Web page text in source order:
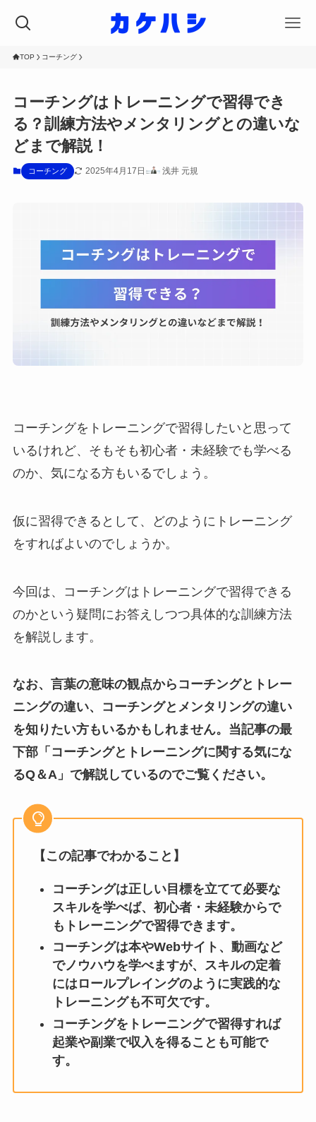
TOP コーチング
コーチングはトレーニングで習得でき
る？訓練方法やメンタリングとの違いな
どまで解説！
コーチング 2025年4月17日 浅井 元規
コーチングをトレーニングで習得したいと思って
いるけれど、そもそも初心者・未経験でも学べる
のか、気になる方もいるでしょう。
仮に習得できるとして、どのようにトレーニング
をすればよいのでしょうか。
今回は、コーチングはトレーニングで習得できる
のかという疑問にお答えしつつ具体的な訓練方法
を解説します。
なお、言葉の意味の観点からコーチングとトレー
ニングの違い、コーチングとメンタリングの違い
を知りたい方もいるかもしれません。当記事の最
下部「コーチングとトレーニングに関する気にな
るQ＆A」で解説しているのでご覧ください。
【この記事でわかること】
コーチングは正しい目標を立てて必要な
スキルを学べば、初心者・未経験からで
もトレーニングで習得できます。
コーチングは本やWebサイト、動画など
でノウハウを学べますが、スキルの定着
にはロールプレイングのように実践的な
トレーニングも不可欠です。
コーチングをトレーニングで習得すれば
起業や副業で収入を得ることも可能で
す。